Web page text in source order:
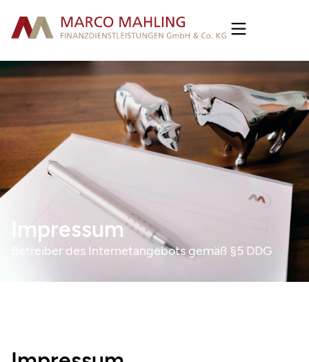
Impressum
Betreiber des Internetangebots gemäß §5 DDG